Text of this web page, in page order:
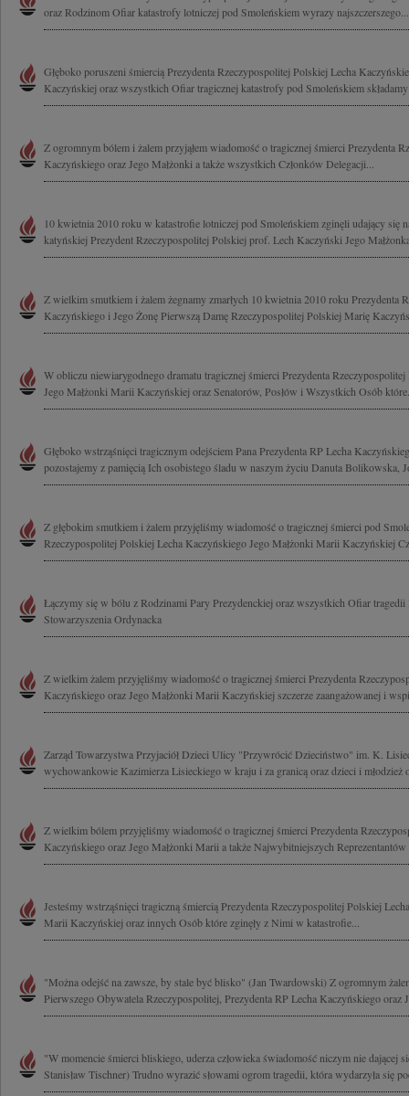
oraz Rodzinom Ofiar katastrofy lotniczej pod Smoleńskiem wyrazy najszczerszego...
Głęboko poruszeni śmiercią Prezydenta Rzeczypospolitej Polskiej Lecha
Kaczyńskiej oraz wszystkich Ofiar tragicznej katastrofy pod Smoleńskiem
Z ogromnym bólem i żalem przyjąłem wiadomość o tragicznej śmierci Prezydenta
Kaczyńskiego oraz Jego Małżonki a także wszystkich Członków Delegacji...
10 kwietnia 2010 roku w katastrofie lotniczej pod Smoleńskiem zginęli udający się
katyńskiej Prezydent Rzeczypospolitej Polskiej prof. Lech Kaczyński Jego
Z wielkim smutkiem i żalem żegnamy zmarłych 10 kwietnia 2010 roku Prezydenta
Kaczyńskiego i Jego Żonę Pierwszą Damę Rzeczypospolitej Polskiej Marię
W obliczu niewiarygodnego dramatu tragicznej śmierci Prezydenta
Jego Małżonki Marii Kaczyńskiej oraz Senatorów, Posłów i Wszystkich Osób
Głęboko wstrząśnięci tragicznym odejściem Pana Prezydenta RP Lecha
pozostajemy z pamięcią Ich osobistego śladu w naszym życiu Danuta Bolikowska,
Z głębokim smutkiem i żalem przyjęliśmy wiadomość o tragicznej śmierci pod
Rzeczypospolitej Polskiej Lecha Kaczyńskiego Jego Małżonki Marii Kaczyńskiej
Łączymy się w bólu z Rodzinami Pary Prezydenckiej oraz wszystkich Ofiar tragedii
Stowarzyszenia Ordynacka
Z wielkim żalem przyjęliśmy wiadomość o tragicznej śmierci Prezydenta
Kaczyńskiego oraz Jego Małżonki Marii Kaczyńskiej szczerze zaangażowanej i
Zarząd Towarzystwa Przyjaciół Dzieci Ulicy "Przywrócić Dzieciństwo" im. K.
wychowankowie Kazimierza Lisieckiego w kraju i za granicą oraz dzieci i
Z wielkim bólem przyjęliśmy wiadomość o tragicznej śmierci Prezydenta
Kaczyńskiego oraz Jego Małżonki Marii a także Najwybitniejszych
Jesteśmy wstrząśnięci tragiczną śmiercią Prezydenta Rzeczypospolitej Polskiej
Marii Kaczyńskiej oraz innych Osób które zginęły z Nimi w katastrofie...
"Można odejść na zawsze, by stale być blisko" (Jan Twardowski) Z ogromnym
Pierwszego Obywatela Rzeczypospolitej, Prezydenta RP Lecha Kaczyńskiego oraz
"W momencie śmierci bliskiego, uderza człowieka świadomość niczym nie dającej
Stanisław Tischner) Trudno wyrazić słowami ogrom tragedii, która wydarzyła się